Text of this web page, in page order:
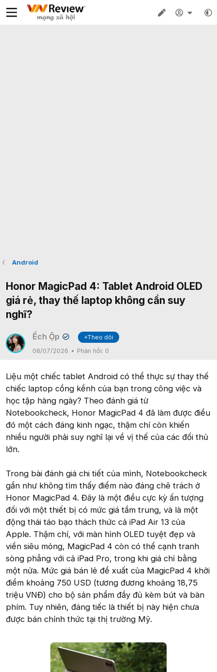
Android
Honor MagicPad 4: Tablet Android OLED
giá rẻ, thay thế laptop không cần suy
nghĩ?
Ếch Ộp ✔
+Theo dõi
08/07/2026
Phản hồi: 0
Liệu một chiếc tablet Android có thể thực sự thay thế
chiếc laptop cồng kềnh của bạn trong công việc và
học tập hàng ngày? Theo đánh giá từ
Notebookcheck, Honor MagicPad 4 đã làm được điều
đó một cách đáng kinh ngạc, thậm chí còn khiến
nhiều người phải suy nghĩ lại về vị thế của các đối thủ
lớn.
Trong bài đánh giá chi tiết của mình, Notebookcheck
gần như không tìm thấy điểm nào đáng chê trách ở
Honor MagicPad 4. Đây là một điều cực kỳ ấn tượng
đối với một thiết bị có mức giá tầm trung, và là một
động thái táo bạo thách thức cả iPad Air 13 của
Apple. Thậm chí, với màn hình OLED tuyệt đẹp và
viền siêu mỏng, MagicPad 4 còn có thể cạnh tranh
sòng phẳng với cả iPad Pro, trong khi giá chỉ bằng
một nửa. Mức giá bán lẻ đề xuất của MagicPad 4 khởi
điểm khoảng 750 USD (tương đương khoảng 18,75
triệu VNĐ) cho bộ sản phẩm đầy đủ kèm bút và bàn
phím. Tuy nhiên, đáng tiếc là thiết bị này hiện chưa
được bán chính thức tại thị trường Mỹ.